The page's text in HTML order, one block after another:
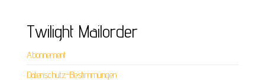
Twilight Mailorder
Abonnement
Datenschutz-Bestimmungen